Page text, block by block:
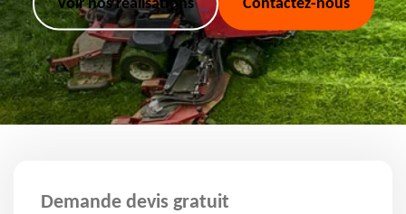
Voir nos réalisations Contactez-nous
Demande devis gratuit